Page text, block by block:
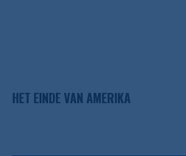
HET EINDE VAN AMERIKA